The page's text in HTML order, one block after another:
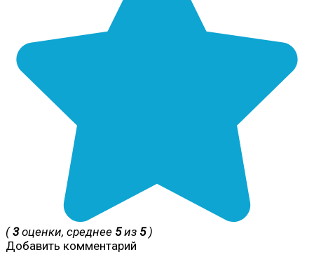
(3оценки, среднее 5из 5)
Добавить комментарий